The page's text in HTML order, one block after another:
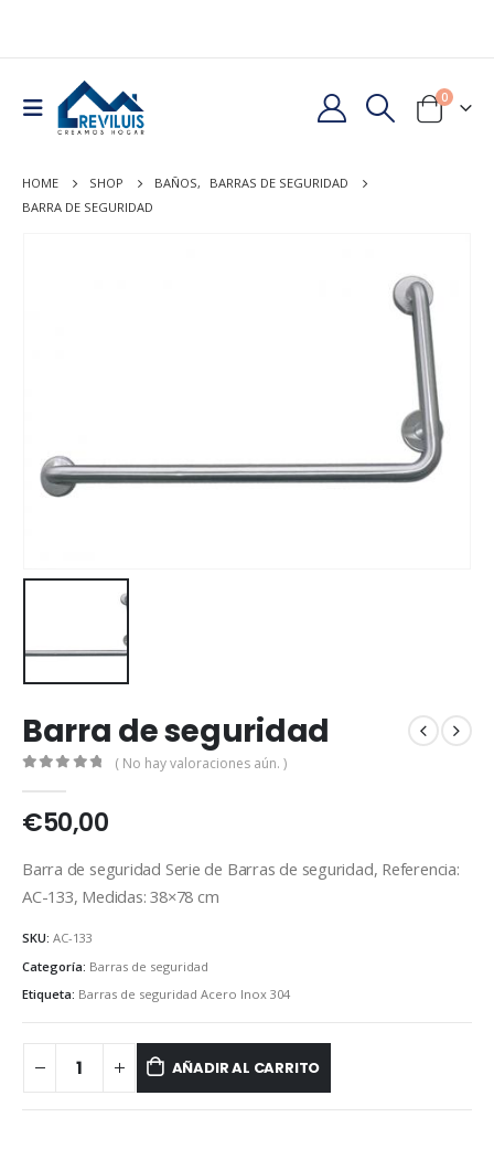
0
HOME SHOP BAÑOS,
BARRAS DE SEGURIDAD
BARRA DE SEGURIDAD
Barra de seguridad
( No hay valoraciones aún. )
€50,00
Barra de seguridad Serie de Barras de seguridad, Referencia:
AC-133, Medidas: 38×78 cm
SKU: AC-133
Categoría: Barras de seguridad
Etiqueta: Barras de seguridad Acero Inox 304
AÑADIR AL CARRITO